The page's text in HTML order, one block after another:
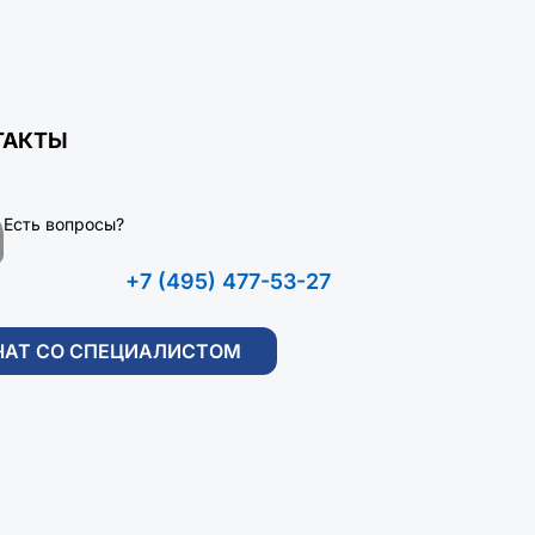
Есть вопросы?
+7 (495) 477-53-27
СО СПЕЦИАЛИСТОМ